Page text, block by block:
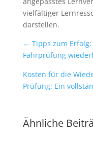
vielfältiger
darstellen.
← Tipps zum
Fahrprüfung
Kosten für die
Prüfung: Ein
Ähnliche